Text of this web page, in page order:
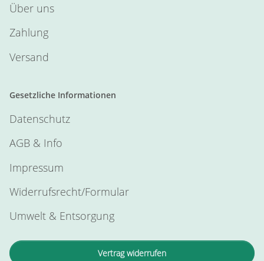
Über uns
Zahlung
Versand
Gesetzliche Informationen
Datenschutz
AGB & Info
Impressum
Widerrufsrecht/Formular
Umwelt & Entsorgung
Vertrag widerrufen